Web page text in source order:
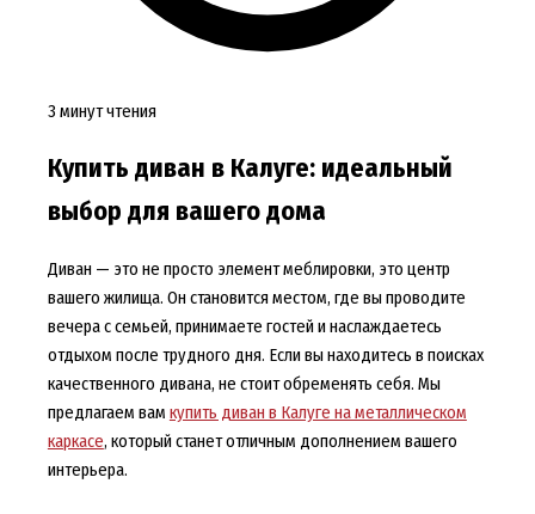
3 минут чтения
Купить диван в Калуге: идеальный
выбор для вашего дома
Диван — это не просто элемент меблировки, это центр
вашего жилища. Он становится местом, где вы проводите
вечера с семьей, принимаете гостей и наслаждаетесь
отдыхом после трудного дня. Если вы находитесь в поисках
качественного дивана, не стоит обременять себя. Мы
предлагаем вам купить диван в Калуге на металлическом
каркасе, который станет отличным дополнением вашего
интерьера.